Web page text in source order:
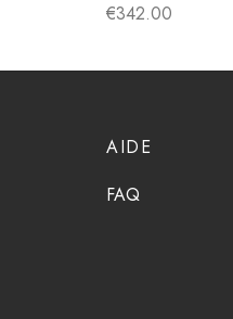
€342.00
AIDE
FAQ